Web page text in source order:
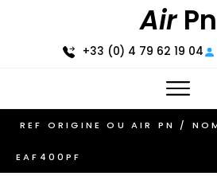
AirPn
+33 (0) 4 79 62 19 04
EAF400PF